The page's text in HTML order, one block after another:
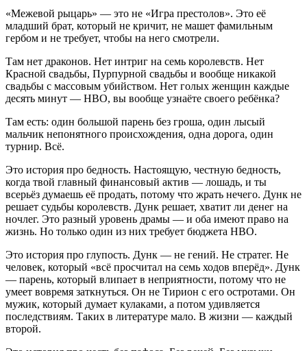
«Межевой рыцарь» — это не «Игра престолов». Это её
младший брат, который не кричит, не машет фамильным
гербом и не требует, чтобы на него смотрели.
Там нет драконов. Нет интриг на семь королевств. Нет
Красной свадьбы, Пурпурной свадьбы и вообще никакой
свадьбы с массовым убийством. Нет голых женщин каждые
десять минут — HBO, вы вообще узнаёте своего ребёнка?
Там есть: один большой парень без гроша, один лысый
мальчик непонятного происхождения, одна дорога, один
турнир. Всё.
Это история про бедность. Настоящую, честную бедность,
когда твой главный финансовый актив — лошадь, и ты
всерьёз думаешь её продать, потому что жрать нечего. Дунк не
решает судьбы королевств. Дунк решает, хватит ли денег на
ночлег. Это разный уровень драмы — и оба имеют право на
жизнь. Но только один из них требует бюджета HBO.
Это история про глупость. Дунк — не гений. Не стратег. Не
человек, который «всё просчитал на семь ходов вперёд». Дунк
— парень, который влипает в неприятности, потому что не
умеет вовремя заткнуться. Он не Тирион с его остротами. Он
мужик, который думает кулаками, а потом удивляется
последствиям. Таких в литературе мало. В жизни — каждый
второй.